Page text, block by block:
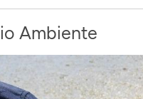
Ambiente